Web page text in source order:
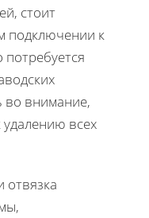
стоит
подключении к
во внимание,
всех
отвязка